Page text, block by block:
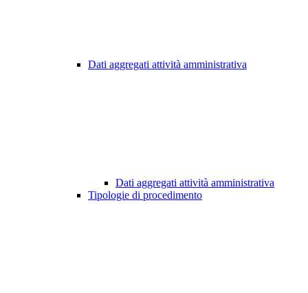
Dati aggregati attività amministrativa
Dati aggregati attività amministrativa
Tipologie di procedimento